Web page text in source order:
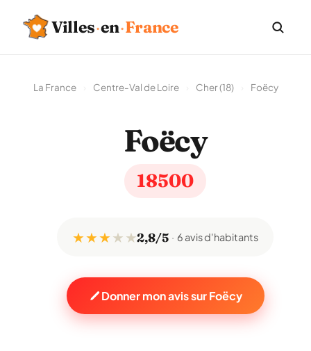
Villes·en·France
La France Centre-Val de Loire Cher (18) Foëcy
Foëcy
18500
★ ★ ★★ ★2,8/5 6 avis d'habitants
Donner mon avis sur Foëcy